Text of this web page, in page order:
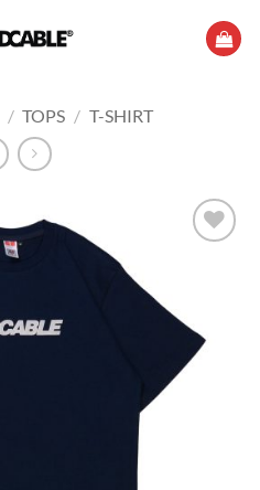
/ TOPS / T-SHIRT